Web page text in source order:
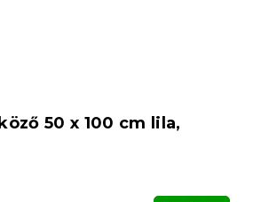
50 x 100 cm lila,